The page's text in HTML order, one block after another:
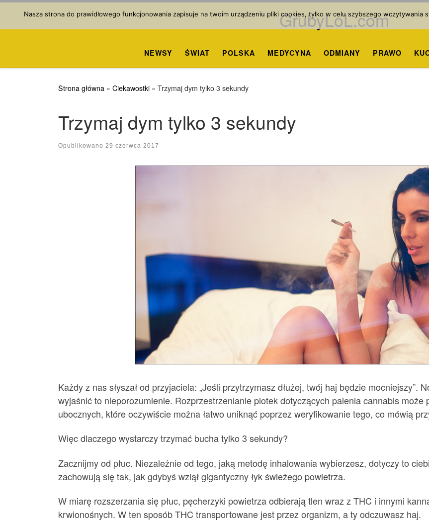
Przejdź do treści GrubyLoL.com
NEWSY ŚWIAT POLSKA MEDYCYNA ODMIANY PRAWO
Strona główna » Ciekawostki » Trzymaj dym tylko 3 sekundy
Trzymaj dym tylko 3 sekundy
Opublikowano 29 czerwca 2017
Każdy z nas słyszał od przyjaciela: „Jeśli przytrzymasz dłużej, twój haj będzie mocniejszy”.
wyjaśnić to nieporozumienie. Rozprzestrzenianie plotek dotyczących palenia cannabis
ubocznych, które oczywiście można łatwo uniknąć poprzez weryfikowanie tego, co mówią
Więc dlaczego wystarczy trzymać bucha tylko 3 sekundy?
Zacznijmy od płuc. Niezależnie od tego, jaką metodę inhalowania wybierzesz, dotyczy to
zachowują się tak, jak gdybyś wziął gigantyczny łyk świeżego powietrza.
W miarę rozszerzania się płuc, pęcherzyki powietrza odbierają tlen wraz z THC i innymi
krwionośnych. W ten sposób THC transportowane jest przez organizm, a ty odczuwasz haj.
Nasza strona do prawidłowego funkcjonowania zapisuje na twoim urządzeniu pliki cookies, tylko w celu szybszego wczytywania